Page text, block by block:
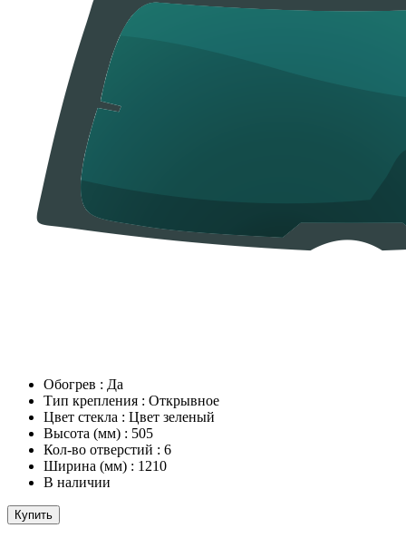
Обогрев : Да
Тип крепления : Открывное
Цвет стекла : Цвет зеленый
Высота (мм) : 505
Кол-во отверстий : 6
Ширина (мм) : 1210
В наличии
Купить